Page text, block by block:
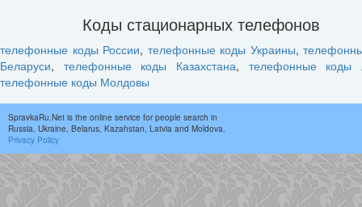
Коды стационарных телефонов
телефонные коды России, телефонные коды Украины,
Беларуси, телефонные коды Казахстана, телефонные коды
телефонные коды Молдовы
SpravkaRu.Net is the online service for people search in
Russia, Ukraine, Belarus, Kazahstan, Latvia and Moldova.
Privacy Policy